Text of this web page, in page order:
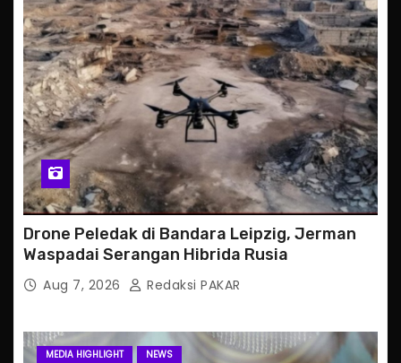
Drone Peledak di Bandara Leipzig, Jerman
Waspadai Serangan Hibrida Rusia
Aug 7, 2026 Redaksi PAKAR
MEDIA HIGHLIGHT NEWS